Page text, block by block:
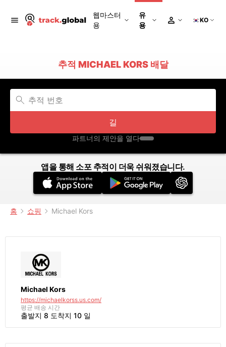
웹마스터
용
유
용
KO
추적 MICHAEL KORS 배달
길
파트너의 제안을 열다
앱을 통해 소포 추적이 더욱 쉬워졌습니다.
홈 쇼핑 Michael Kors
Michael Kors
https://michaelkorss.us.com/
평균 배송 시간
출발지 8 도착지 10 일